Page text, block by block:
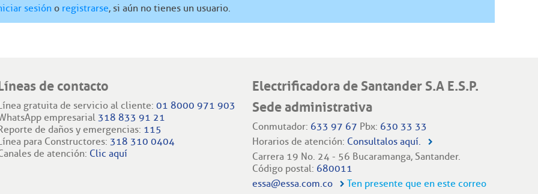
sesión o registrarse, si aún no tienes un usuario.
de contacto
gratuita de servicio al cliente: 01 8000 971 903
empresarial 318 833 91 21
de daños y emergencias: 115
para Constructores: 318 310 0404
de atención: Clic aquí
Electrificadora de Santander S.A E.S.P.
Sede administrativa
Conmutador: 633 97 67 Pbx: 630 33 33
Horarios de atención: Consultalos aquí.
Carrera 19 No. 24 - 56 Bucaramanga, Santander.
Código postal: 680011
essa@essa.com.co
Ten presente que en este correo